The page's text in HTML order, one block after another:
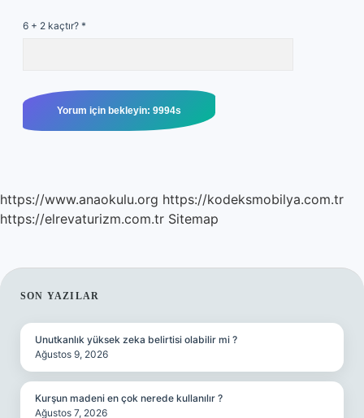
6 + 2 kaçtır? *
https://www.anaokulu.org https://kodeksmobilya.com.tr
https://elrevaturizm.com.tr Sitemap
SIDEBAR
SON YAZILAR
Unutkanlık yüksek zeka belirtisi olabilir mi ?
Ağustos 9, 2026
Kurşun madeni en çok nerede kullanılır ?
Ağustos 7, 2026